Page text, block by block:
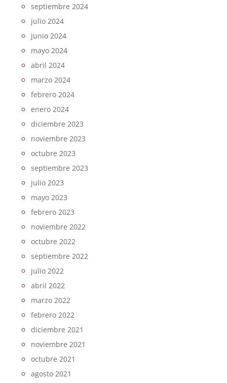
septiembre 2024
julio 2024
junio 2024
mayo 2024
abril 2024
marzo 2024
febrero 2024
enero 2024
diciembre 2023
noviembre 2023
octubre 2023
septiembre 2023
julio 2023
mayo 2023
febrero 2023
noviembre 2022
octubre 2022
septiembre 2022
julio 2022
abril 2022
marzo 2022
febrero 2022
diciembre 2021
noviembre 2021
octubre 2021
agosto 2021